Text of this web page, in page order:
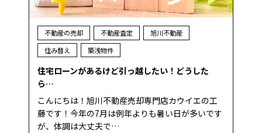
不動産の売却 不動産査定
旭川不動産
住み替え
築浅物件
住宅ローンがあるけど引っ越したい！どうした
ら…
こんにちは！旭川不動産売却専門店カウイエの工
藤です！今年の7月は例年よりも暑い日が多いです
が、体調は大丈夫で…